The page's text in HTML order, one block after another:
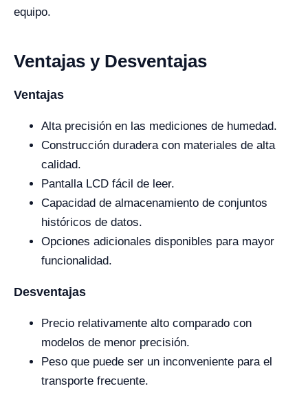
equipo.
Ventajas y Desventajas
Ventajas
Alta precisión en las mediciones de humedad.
Construcción duradera con materiales de alta
calidad.
Pantalla LCD fácil de leer.
Capacidad de almacenamiento de conjuntos
históricos de datos.
Opciones adicionales disponibles para mayor
funcionalidad.
Desventajas
Precio relativamente alto comparado con
modelos de menor precisión.
Peso que puede ser un inconveniente para el
transporte frecuente.